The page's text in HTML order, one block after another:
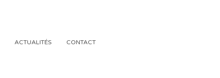
ACTUALITÉS CONTACT